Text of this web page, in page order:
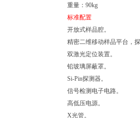
重量：90kg
标准配置
开放式样品腔。
精密二维移动样品平台，
双激光定位装置。
铅玻璃屏蔽罩。
Si-Pin探测器。
信号检测电子电路。
高低压电源。
X光管。